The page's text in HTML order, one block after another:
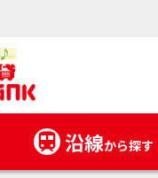
沿線から探す